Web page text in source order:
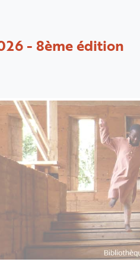
- 8ème édition